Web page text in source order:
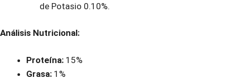
de Potasio 0.10%.
Análisis Nutricional:
Proteína: 15%
Grasa: 1%